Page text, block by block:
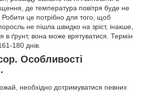
де температура повітря буде не
Робити це потрібно для того, щоб
не пішла швидко на зріст, інакше,
в ґрунт, вона може врятуватися. Термін
180 днів.
Особливості
необхідно дотримуватися певних